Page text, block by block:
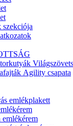
szekciója
Agility csapata
emlékplakett